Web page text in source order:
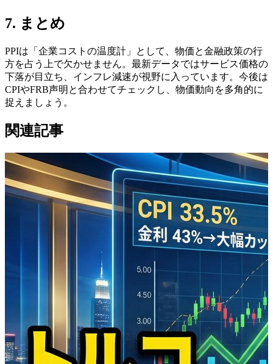
7. まとめ
PPIは「企業コストの温度計」として、物価と金融政策の行
方を占う上で欠かせません。最新データではサービス価格の
下落が目立ち、インフレ減速が視野に入っています。今後は
CPIやFRB声明と合わせてチェックし、物価動向を多角的に
捉えましょう。
関連記事